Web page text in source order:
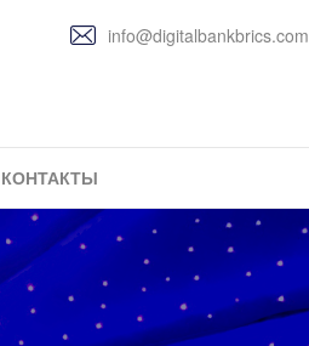
info@digitalbankbrics.com
КОНТАКТЫ